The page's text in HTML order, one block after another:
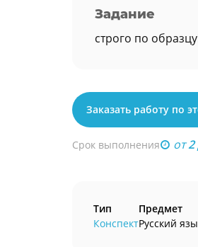
Задание
строго по
Заказать работу по
Срок выполнения от2
Тип
Конспект
Предмет
Русский